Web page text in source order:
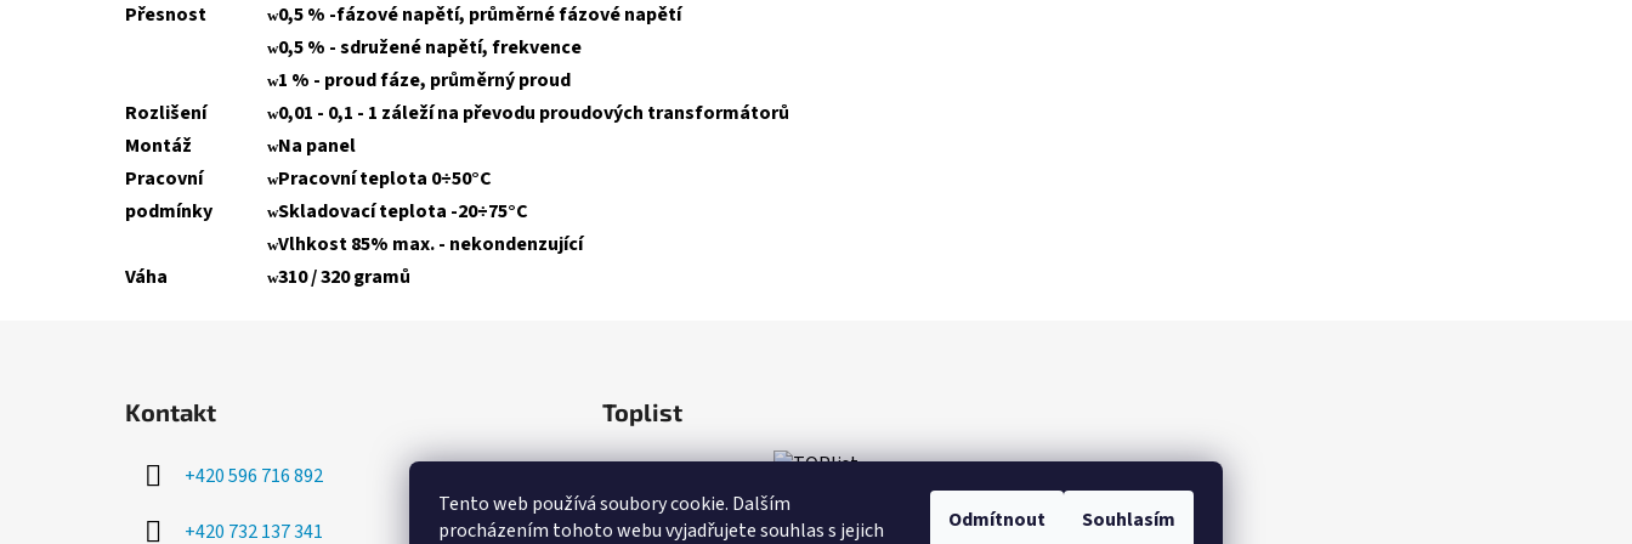
Tento web používá soubory cookie. Dalším
procházením tohoto webu vyjadřujete souhlas s jejich
Odmítnout Souhlasím
Přesnost
w0,5 % -fázové napětí, průměrné fázové napětí
w0,5 % - sdružené napětí, frekvence
w1 % - proud fáze, průměrný proud
Rozlišení
w0,01 - 0,1 - 1 záleží na převodu proudových transformátorů
Montáž
wNa panel
Pracovní
podmínky
wPracovní teplota 0÷50°C
wSkladovací teplota -20÷75°C
wVlhkost 85% max. - nekondenzující
Váha
w310 / 320 gramů
Kontakt
+420 596 716 892
+420 732 137 341
Toplist